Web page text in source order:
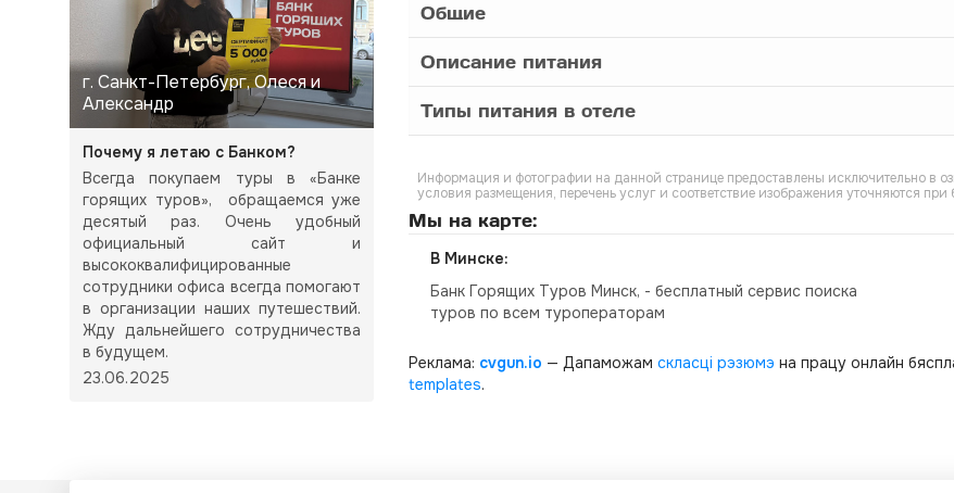
г. Санкт-Петербург, Олеся и
Александр
Почему я летаю с Банком?
Всегда покупаем туры в «Банке
горящих туров», обращаемся уже
десятый раз. Очень удобный
официальный сайт и
высококвалифицированные
сотрудники офиса всегда помогают
в организации наших путешествий.
Жду дальнейшего сотрудничества
в будущем.
23.06.2025
Общие
Описание питания
Типы питания в отеле
Информация и фотографии на данной странице предоставлены исключительно в
условия размещения, перечень услуг и соответствие изображения уточняются
Мы на карте:
В Минске:
Банк Горящих Туров Минск, - бесплатный сервис поиска
туров по всем туроператорам
Реклама: cvgun.io — Дапаможам скласці рэзюмэ на працу онлайн
templates.